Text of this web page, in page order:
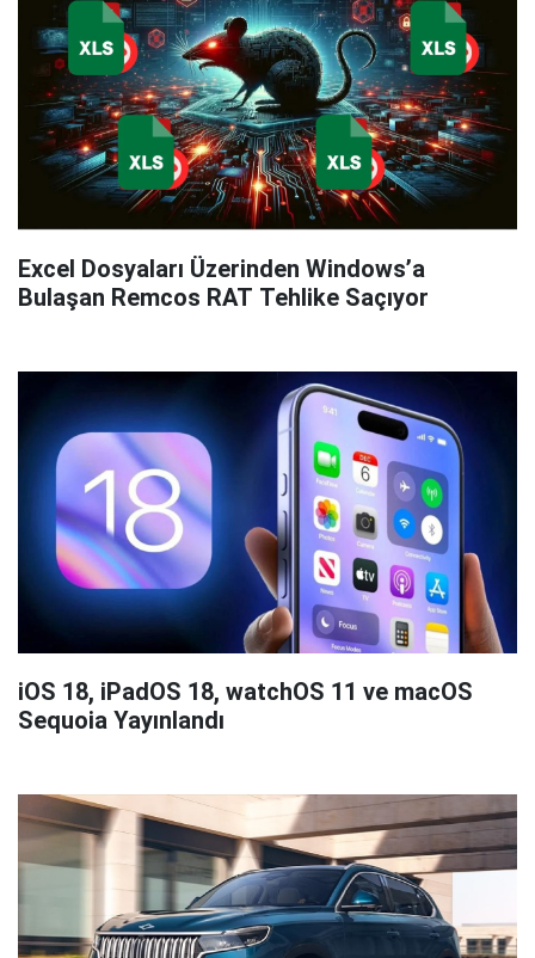
Excel Dosyaları Üzerinden Windows’a
Bulaşan Remcos RAT Tehlike Saçıyor
iOS 18, iPadOS 18, watchOS 11 ve macOS
Sequoia Yayınlandı